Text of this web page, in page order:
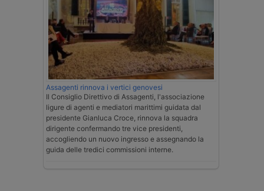
Assagenti rinnova i vertici genovesi
Il Consiglio Direttivo di Assagenti, l'associazione
ligure di agenti e mediatori marittimi guidata dal
presidente Gianluca Croce, rinnova la squadra
dirigente confermando tre vice presidenti,
accogliendo un nuovo ingresso e assegnando la
guida delle tredici commissioni interne.